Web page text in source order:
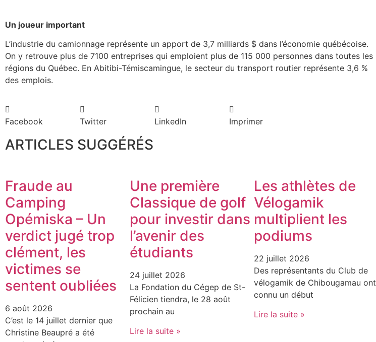
Un joueur important
L’industrie du camionnage représente un apport de 3,7 milliards $ dans l’économie québécoise.
On y retrouve plus de 7100 entreprises qui emploient plus de 115 000 personnes dans toutes les
régions du Québec. En Abitibi-Témiscamingue, le secteur du transport routier représente 3,6 %
des emplois.
Facebook Twitter LinkedIn Imprimer
ARTICLES SUGGÉRÉS
Fraude au
Camping
Opémiska – Un
verdict jugé trop
clément, les
victimes se
sentent oubliées
6 août 2026
C’est le 14 juillet dernier que
Christine Beaupré a été
Une première
Classique de golf
pour investir dans
l’avenir des
étudiants
24 juillet 2026
La Fondation du Cégep de St-
Félicien tiendra, le 28 août
prochain au
Lire la suite »
Les athlètes de
Vélogamik
multiplient les
podiums
22 juillet 2026
Des représentants du Club de
vélogamik de Chibougamau ont
connu un début
Lire la suite »